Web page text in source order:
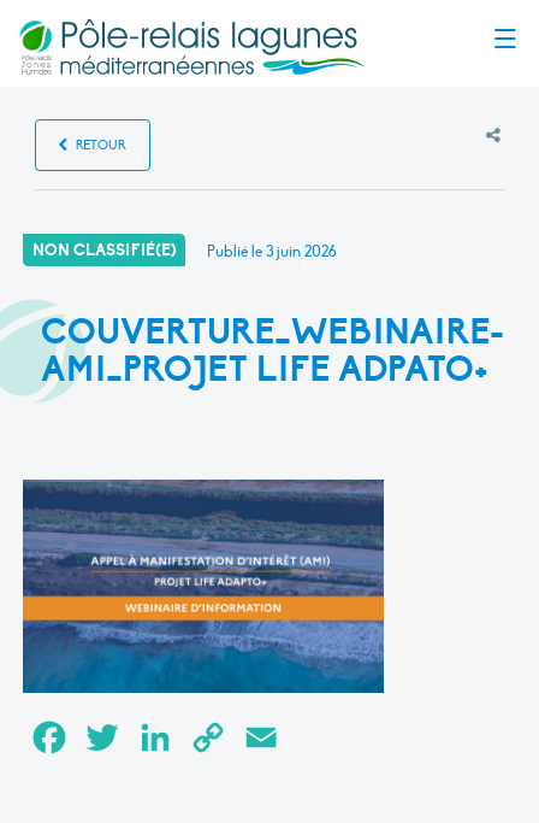
RETOUR
NON CLASSIFIÉ(E) Publié le3 juin 2026
COUVERTURE_WEBINAIRE-
AMI_PROJET LIFE ADPATO+
FacebookTwitter LinkedInCopy